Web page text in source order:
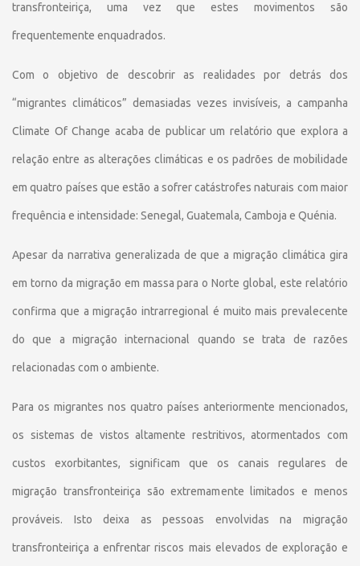
transfronteiriça, uma vez que estes movimentos são
frequentemente enquadrados.
Com o objetivo de descobrir as realidades por detrás dos
“migrantes climáticos” demasiadas vezes invisíveis, a campanha
Climate Of Change acaba de publicar um relatório que explora a
relação entre as alterações climáticas e os padrões de mobilidade
em quatro países que estão a sofrer catástrofes naturais com maior
frequência e intensidade: Senegal, Guatemala, Camboja e Quénia.
Apesar da narrativa generalizada de que a migração climática gira
em torno da migração em massa para o Norte global, este relatório
confirma que a migração intrarregional é muito mais prevalecente
do que a migração internacional quando se trata de razões
relacionadas com o ambiente.
Para os migrantes nos quatro países anteriormente mencionados,
os sistemas de vistos altamente restritivos, atormentados com
custos exorbitantes, significam que os canais regulares de
migração transfronteiriça são extremamente limitados e menos
prováveis. Isto deixa as pessoas envolvidas na migração
transfronteiriça a enfrentar riscos mais elevados de exploração e